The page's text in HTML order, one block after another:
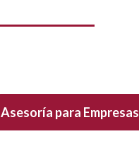
Asesoría para Empresas